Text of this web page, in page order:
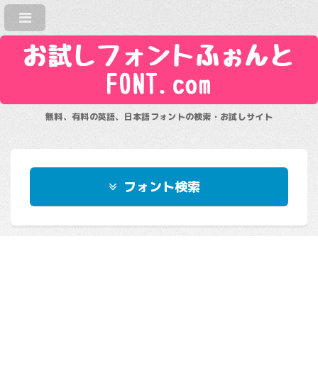
お試しフォントふぉんと
FONT.com
無料、有料の英語、日本語フォントの検索・お試しサイト
フォント検索